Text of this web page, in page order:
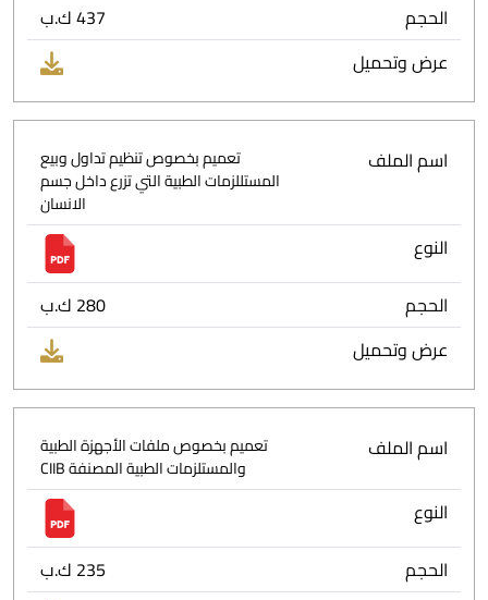
الحجم
437 ك.ب
عرض وتحميل
اسم الملف
تعميم بخصوص تنظيم تداول وبيع
المستللزمات الطبية التي تزرع داخل جسم
الانسان
النوع
الحجم
280 ك.ب
عرض وتحميل
اسم الملف
تعميم بخصوص ملفات الأجهزة الطبية
والمستلزمات الطبية المصنفة CIIB
النوع
الحجم
235 ك.ب